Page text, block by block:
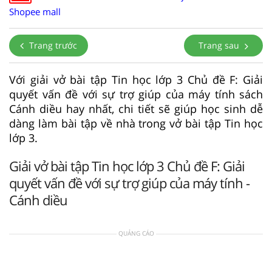
Shopee mall
Trang trước Trang sau
Với giải vở bài tập Tin học lớp 3 Chủ đề F: Giải
quyết vấn đề với sự trợ giúp của máy tính sách
Cánh diều hay nhất, chi tiết sẽ giúp học sinh dễ
dàng làm bài tập về nhà trong vở bài tập Tin học
lớp 3.
Giải vở bài tập Tin học lớp 3 Chủ đề F: Giải
quyết vấn đề với sự trợ giúp của máy tính -
Cánh diều
QUẢNG CÁO